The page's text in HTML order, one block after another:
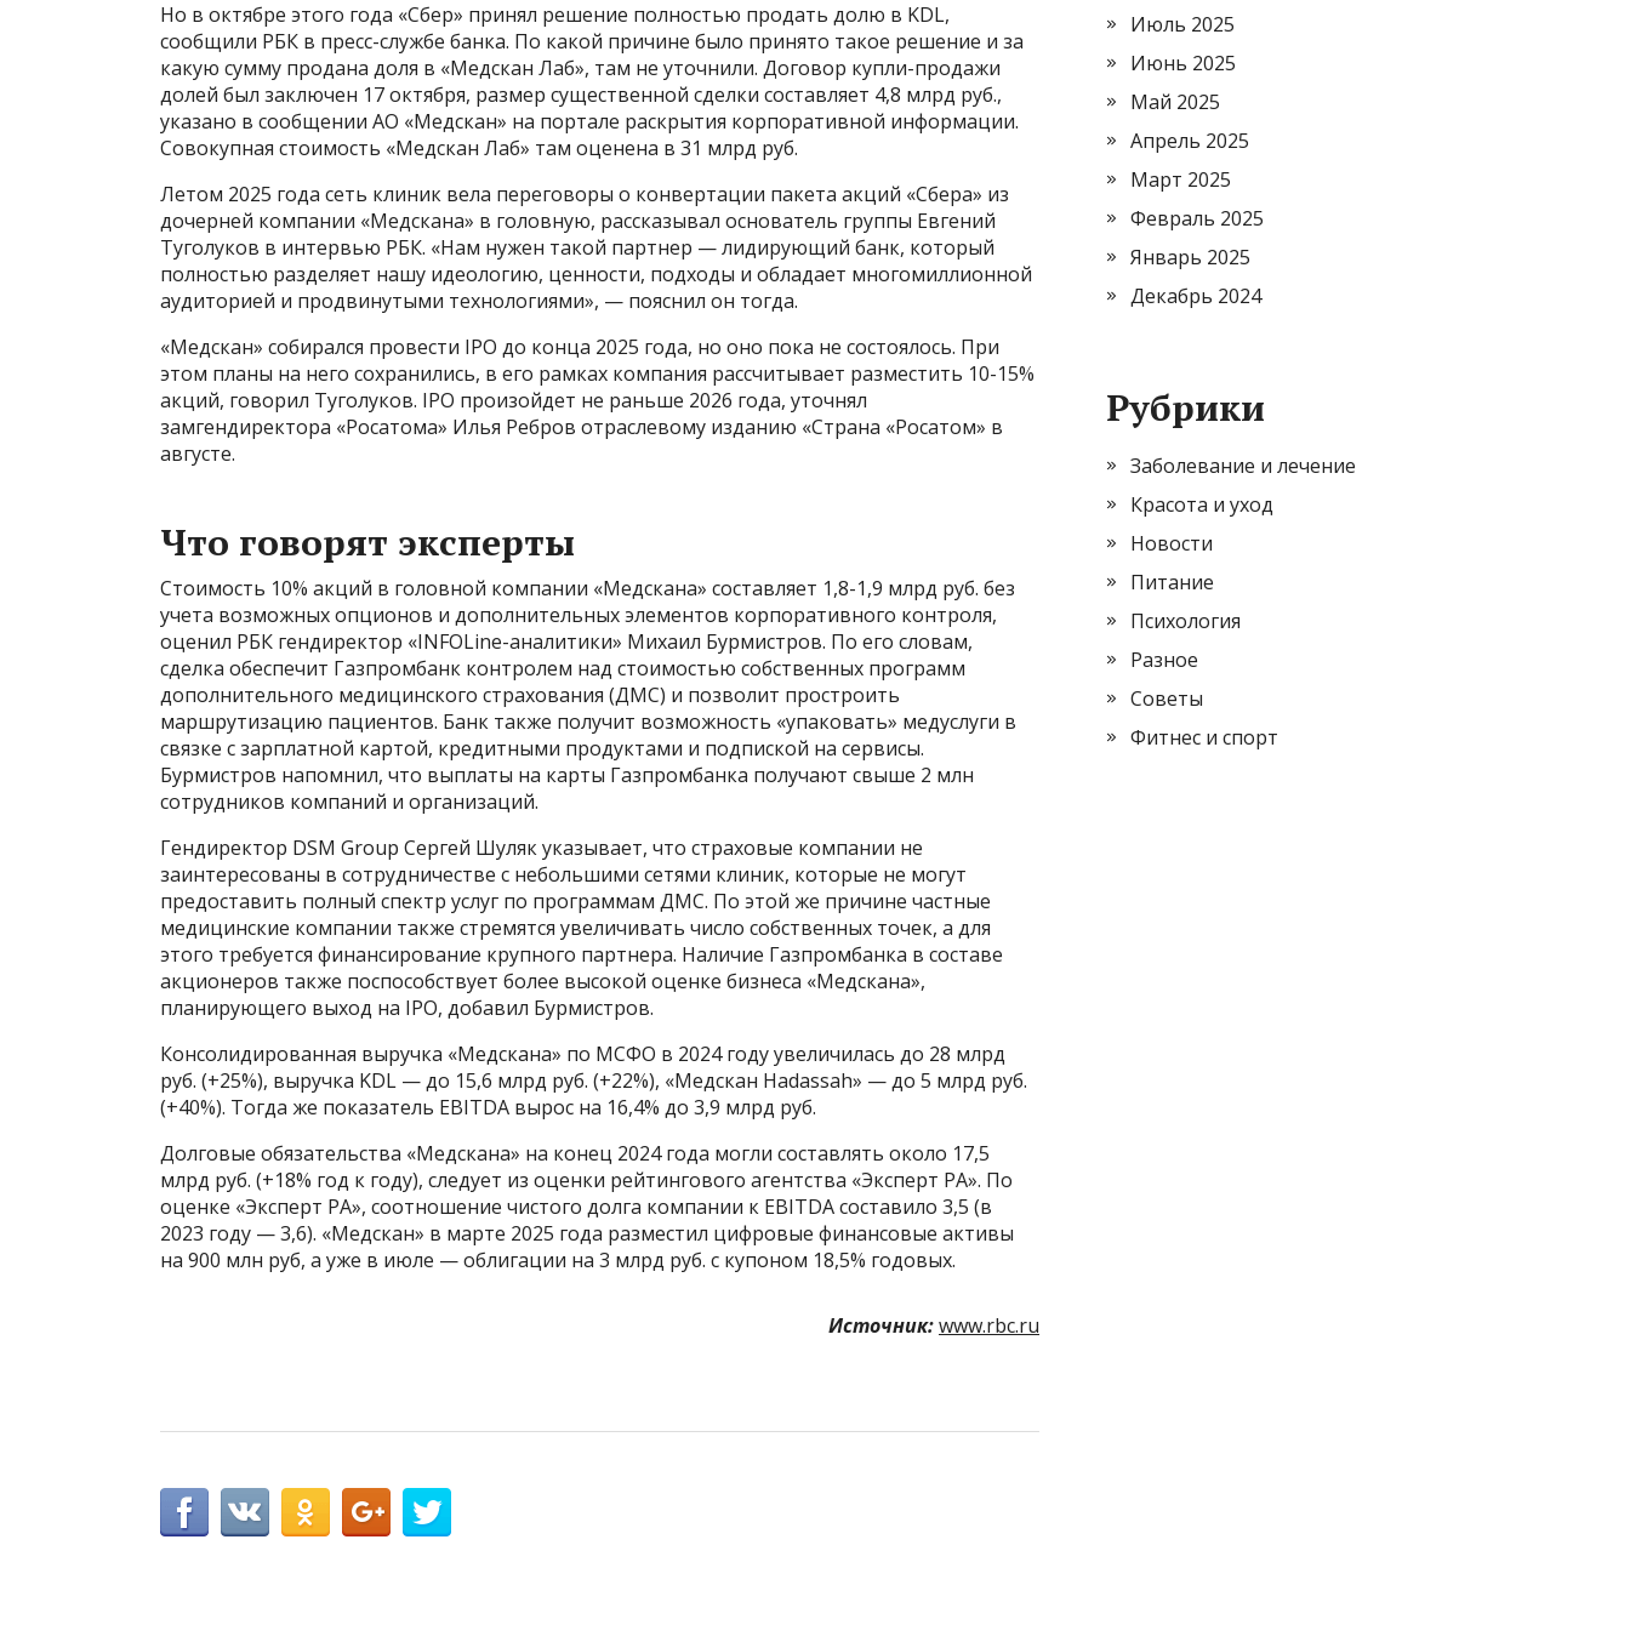
Но в октябре этого года «Сбер» принял решение полностью продать долю в KDL,
сообщили РБК в пресс-службе банка. По какой причине было принято такое решение и за
какую сумму продана доля в «Медскан Лаб», там не уточнили. Договор купли-продажи
долей был заключен 17 октября, размер существенной сделки составляет 4,8 млрд руб.,
указано в сообщении АО «Медскан» на портале раскрытия корпоративной информации.
Совокупная стоимость «Медскан Лаб» там оценена в 31 млрд руб.
Летом 2025 года сеть клиник вела переговоры о конвертации пакета акций «Сбера» из
дочерней компании «Медскана» в головную, рассказывал основатель группы Евгений
Туголуков в интервью РБК. «Нам нужен такой партнер — лидирующий банк, который
полностью разделяет нашу идеологию, ценности, подходы и обладает многомиллионной
аудиторией и продвинутыми технологиями», — пояснил он тогда.
«Медскан» собирался провести IPO до конца 2025 года, но оно пока не состоялось. При
этом планы на него сохранились, в его рамках компания рассчитывает разместить 10-15%
акций, говорил Туголуков. IPO произойдет не раньше 2026 года, уточнял
замгендиректора «Росатома» Илья Ребров отраслевому изданию «Страна «Росатом» в
августе.
Что говорят эксперты
Стоимость 10% акций в головной компании «Медскана» составляет 1,8-1,9 млрд руб. без
учета возможных опционов и дополнительных элементов корпоративного контроля,
оценил РБК гендиректор «INFOLine-аналитики» Михаил Бурмистров. По его словам,
сделка обеспечит Газпромбанк контролем над стоимостью собственных программ
дополнительного медицинского страхования (ДМС) и позволит простроить
маршрутизацию пациентов. Банк также получит возможность «упаковать» медуслуги в
связке с зарплатной картой, кредитными продуктами и подпиской на сервисы.
Бурмистров напомнил, что выплаты на карты Газпромбанка получают свыше 2 млн
сотрудников компаний и организаций.
Гендиректор DSM Group Сергей Шуляк указывает, что страховые компании не
заинтересованы в сотрудничестве с небольшими сетями клиник, которые не могут
предоставить полный спектр услуг по программам ДМС. По этой же причине частные
медицинские компании также стремятся увеличивать число собственных точек, а для
этого требуется финансирование крупного партнера. Наличие Газпромбанка в составе
акционеров также поспособствует более высокой оценке бизнеса «Медскана»,
планирующего выход на IPO, добавил Бурмистров.
Консолидированная выручка «Медскана» по МСФО в 2024 году увеличилась до 28 млрд
руб. (+25%), выручка KDL — до 15,6 млрд руб. (+22%), «Медскан Hadassah» — до 5 млрд руб.
(+40%). Тогда же показатель EBITDA вырос на 16,4% до 3,9 млрд руб.
Долговые обязательства «Медскана» на конец 2024 года могли составлять около 17,5
млрд руб. (+18% год к году), следует из оценки рейтингового агентства «Эксперт РА». По
оценке «Эксперт РА», соотношение чистого долга компании к EBITDA составило 3,5 (в
2023 году — 3,6). «Медскан» в марте 2025 года разместил цифровые финансовые активы
на 900 млн руб, а уже в июле — облигации на 3 млрд руб. с купоном 18,5% годовых.
Источник:www.rbc.ru
Июль 2025
Июнь 2025
Май 2025
Апрель 2025
Март 2025
Февраль 2025
Январь 2025
Декабрь 2024
Рубрики
Заболевание и лечение
Красота и уход
Новости
Питание
Психология
Разное
Советы
Фитнес и спорт